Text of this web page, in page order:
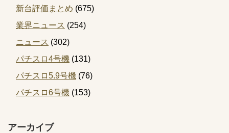
新台評価まとめ (675)
業界ニュース (254)
ニュース (302)
パチスロ4号機 (131)
パチスロ5.9号機 (76)
パチスロ6号機 (153)
アーカイブ